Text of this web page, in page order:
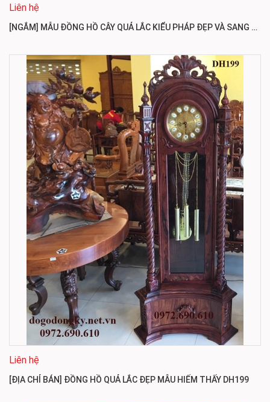
Liên hệ
[NGẮM] MẪU ĐỒNG HỒ CÂY QUẢ LẮC KIỂU PHÁP ĐẸP VÀ SANG TRỌNG DH200
Liên hệ
[ĐỊA CHỈ BÁN] ĐỒNG HỒ QUẢ LẮC ĐẸP MẪU HIẾM THẤY DH199